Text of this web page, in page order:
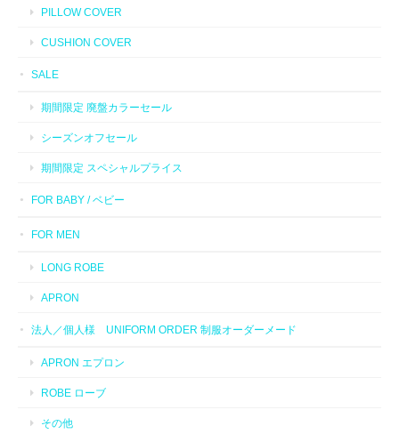
PILLOW COVER
CUSHION COVER
SALE
期間限定 廃盤カラーセール
シーズンオフセール
期間限定 スペシャルプライス
FOR BABY / ベビー
FOR MEN
LONG ROBE
APRON
法人／個人様 UNIFORM ORDER 制服オーダーメード
APRON エプロン
ROBE ローブ
その他